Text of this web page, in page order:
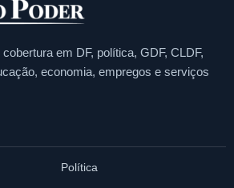
em DF, política, GDF, CLDF,
economia, empregos e serviços
Política